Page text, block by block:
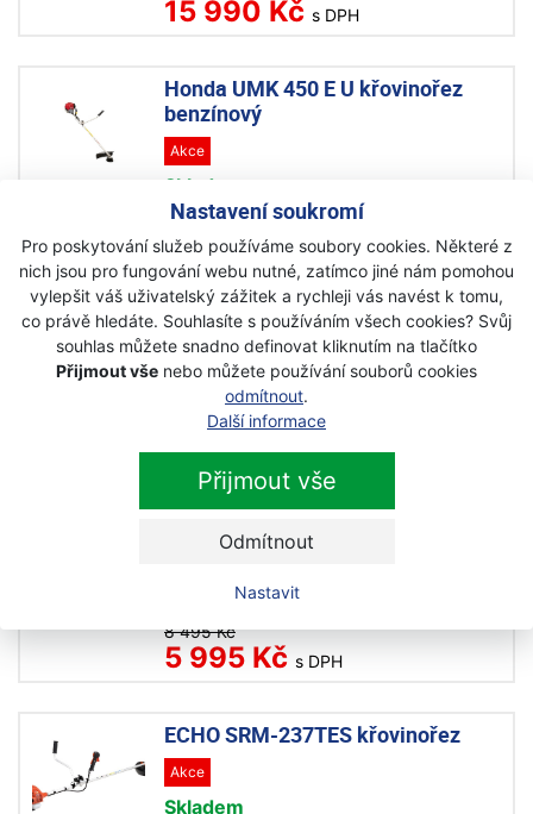
Nastavení soukromí
Pro poskytování služeb používáme soubory cookies. Některé z
nich jsou pro fungování webu nutné, zatímco jiné nám pomohou
vylepšit váš uživatelský zážitek a rychleji vás navést k tomu,
co právě hledáte. Souhlasíte s používáním všech cookies? Svůj
souhlas můžete snadno definovat kliknutím na tlačítko
Přijmout vše nebo můžete používání souborů cookies
odmítnout.
Další informace
Přijmout vše
Odmítnout
Nastavit
15 990 Kč s DPH
Honda UMK 450 E U křovinořez
benzínový
Akce
Skladem
20 990 Kč
19 990 Kč s DPH
ECHO GT-222ES vyžínač
Akce
Skladem
6 995 Kč
4 695 Kč s DPH
ECHO SRM-222ES křovinořez
Skladem
8 495 Kč
5 995 Kč s DPH
ECHO SRM-237TES křovinořez
Akce
Skladem